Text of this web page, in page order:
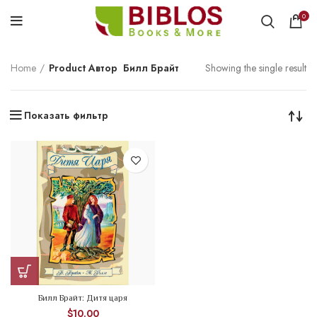
0
Home Product Автор Билл Брайт Showing the single result
Показать фильтр
Билл Брайт: Дитя царя
$10.00